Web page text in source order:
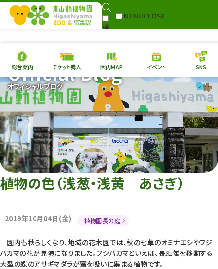
検
MENUCLOSE
本日の開園情報 チケ
園内MAP イベント
総合案内
動物園 植物園
再生プラン
東山動植物園
への支援
環境教育
総合案内 チケット購入 園内MAP イベント SNS
オフィシャルブログ
Official Blog
植物の色（浅葱・浅黄 あさぎ）
2019年10月04日(金) 植物園長の庭
園内も秋らしくなり、地域の花木園では、秋の七草のオミナエシやフジ
バカマの花が見頃になりました。フジバカマといえば、長距離を移動する
大型の蝶のアサギマダラが蜜を吸いに集まる植物です。